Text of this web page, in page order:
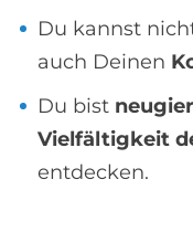
Du kannst
auch Deinen
Du bist
Vielfältigkeit
entdecken.